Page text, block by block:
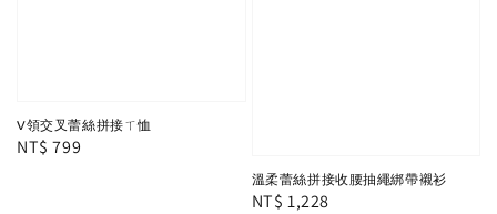
V領交叉蕾絲拼接ㄒ恤
Regular
NT$ 799
溫柔蕾絲拼接收腰抽繩綁帶襯衫
Regular
NT$ 1,228